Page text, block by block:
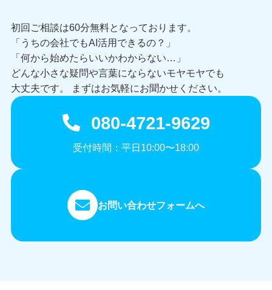
初回ご相談は60分無料となっております。
「うちの会社でもAI活用できるの？」
「何から始めたらいいかわからない…」
どんな小さな疑問や言葉にならないモヤモヤでも
大丈夫です。 まずはお気軽にお聞かせください。
080-4721-9629
受付時間：平日10:00〜18:00
お問い合わせフォームへ